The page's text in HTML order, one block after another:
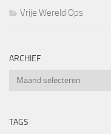
Vrije Wereld Ops
ARCHIEF
Archief
TAGS